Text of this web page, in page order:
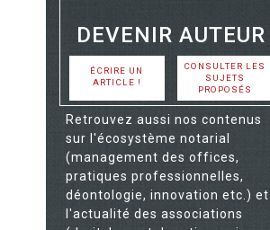
DEVENIR AUTEUR
ÉCRIRE UN
ARTICLE !
CONSULTER LES
SUJETS
PROPOSÉS
Retrouvez aussi nos contenus
sur l'écosystème notarial
(management des offices,
pratiques professionnelles,
déontologie, innovation etc.) et
l'actualité des associations